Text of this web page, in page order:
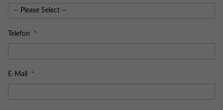
Telefon
E-Mail